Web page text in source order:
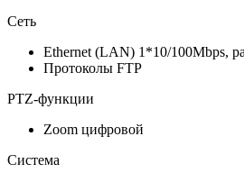
Сеть
Ethernet (LAN) 1*10/100Mbps,
Протоколы FTP
PTZ-функции
Zoom цифровой
Система